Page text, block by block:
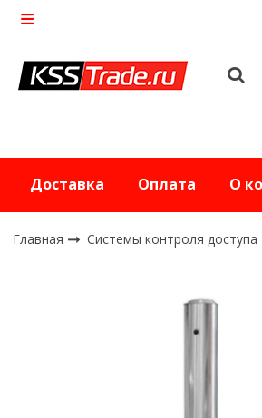
Доставка Оплата О
Главная Системы контроля доступа